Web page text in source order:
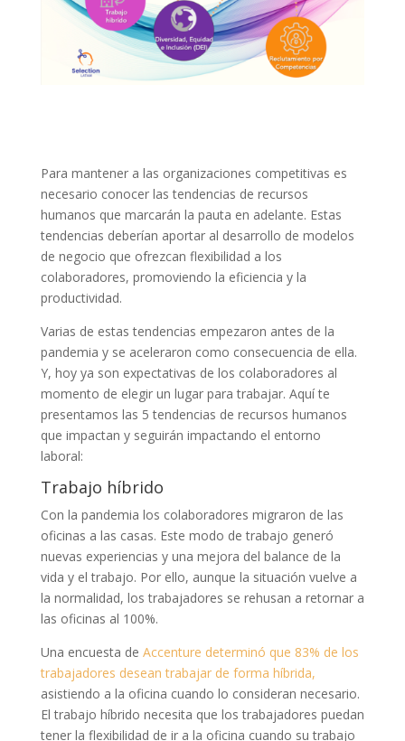
Para mantener a las organizaciones competitivas es
necesario conocer las tendencias de recursos
humanos que marcarán la pauta en adelante. Estas
tendencias deberían aportar al desarrollo de modelos
de negocio que ofrezcan flexibilidad a los
colaboradores, promoviendo la eficiencia y la
productividad.
Varias de estas tendencias empezaron antes de la
pandemia y se aceleraron como consecuencia de ella.
Y, hoy ya son expectativas de los colaboradores al
momento de elegir un lugar para trabajar. Aquí te
presentamos las 5 tendencias de recursos humanos
que impactan y seguirán impactando el entorno
laboral:
Trabajo híbrido
Con la pandemia los colaboradores migraron de las
oficinas a las casas. Este modo de trabajo generó
nuevas experiencias y una mejora del balance de la
vida y el trabajo. Por ello, aunque la situación vuelve a
la normalidad, los trabajadores se rehusan a retornar a
las oficinas al 100%.
Una encuesta de Accenture determinó que 83% de los
trabajadores desean trabajar de forma híbrida,
asistiendo a la oficina cuando lo consideran necesario.
El trabajo híbrido necesita que los trabajadores puedan
tener la flexibilidad de ir a la oficina cuando su trabajo